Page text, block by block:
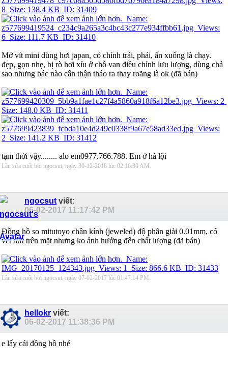
Mở vít mini dùng hơi japan, có chỉnh trái, phải, ấn xuống là chạy.
đẹp, gọn nhẹ, bị rò hơi xíu ở chỗ van điều chỉnh lưu lượng, dùng chả
sao nhưng bác nào cẩn thận tháo ra thay roăng là ok (đã bán)
tạm thời vậy........ alo em0977.766.788. Em ở hà lội
Lần sửa cuối bởi ngocsut, ngày 30-12-2018 lúc 02:16:30 AM .
ngocsut viết:
06-02-2017 11:17:42 PM
Đồng hồ so mitutoyo chân kính (jeweled) độ phân giải 0.01mm, có
vết nứt trên mặt nhưng ko ảnh hưởng đến chất lượng (đã bán)
Lần sửa cuối bởi ngocsut, ngày 07-02-2017 lúc 01:47:14 PM .
hellokr viết:
06-02-2017 11:38:36 PM
e lấy cái đồng hồ nhé